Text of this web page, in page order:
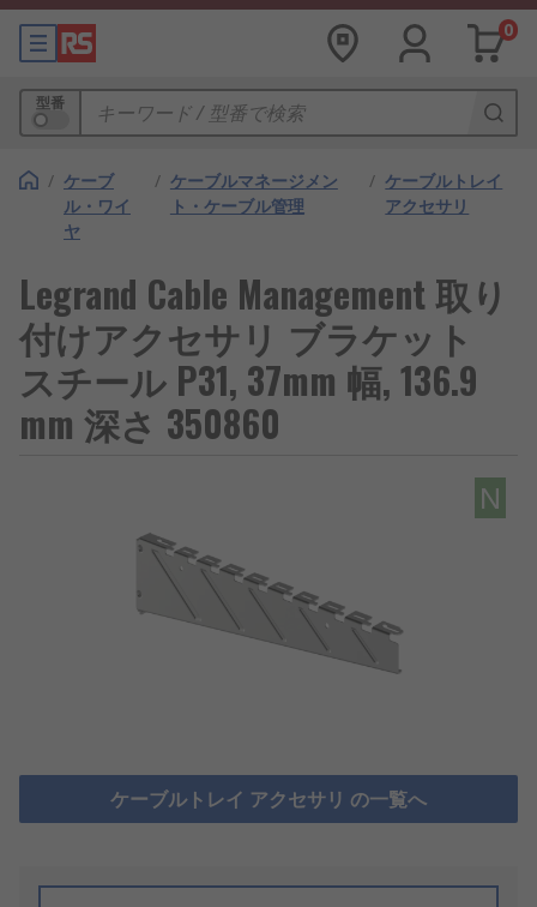
0
型番
/ ケーブ
ル・ワイ
ヤ
/ ケーブルマネージメン
ト・ケーブル管理
/ ケーブルトレイ
アクセサリ
Legrand Cable Management 取り
付けアクセサリ ブラケット
スチール P31, 37mm 幅, 136.9
mm 深さ 350860
N
ケーブルトレイ アクセサリ の一覧へ